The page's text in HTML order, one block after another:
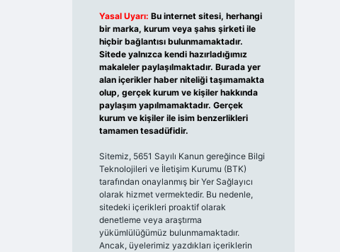
Yasal Uyarı: Bu internet sitesi, herhangi
bir marka, kurum veya şahıs şirketi ile
hiçbir bağlantısı bulunmamaktadır.
Sitede yalnızca kendi hazırladığımız
makaleler paylaşılmaktadır. Burada yer
alan içerikler haber niteliği taşımamakta
olup, gerçek kurum ve kişiler hakkında
paylaşım yapılmamaktadır. Gerçek
kurum ve kişiler ile isim benzerlikleri
tamamen tesadüfidir.
Sitemiz, 5651 Sayılı Kanun gereğince Bilgi
Teknolojileri ve İletişim Kurumu (BTK)
tarafından onaylanmış bir Yer Sağlayıcı
olarak hizmet vermektedir. Bu nedenle,
sitedeki içerikleri proaktif olarak
denetleme veya araştırma
yükümlülüğümüz bulunmamaktadır.
Ancak, üyelerimiz yazdıkları içeriklerin